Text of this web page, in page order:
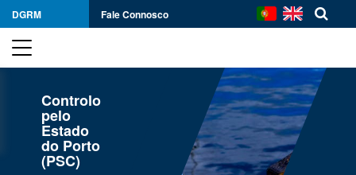
DGRM Fale Connosco
Controlo
pelo
Estado
do Porto
(PSC)